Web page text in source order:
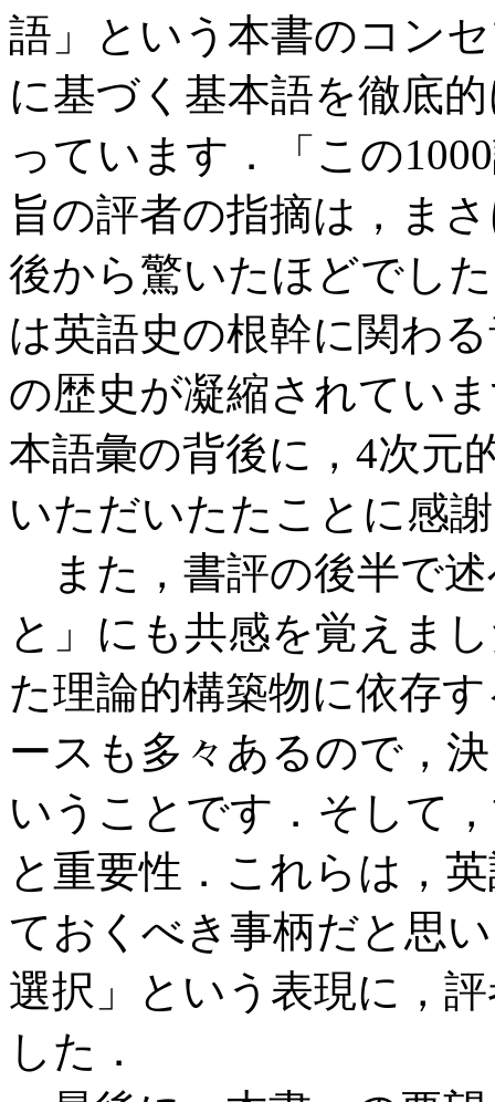
語」という本書のコン
に基づく基本語を徹底
っています．「この
旨の評者の指摘は，ま
後から驚いたほどでし
は英語史の根幹に関わ
の歴史が凝縮されてい
本語彙の背後に，4次元
いただいたたことに感
また，書評の後半で
と」にも共感を覚えま
た理論的構築物に依存
ースも多々あるので，
いうことです．そして
と重要性．これらは，
ておくべき事柄だと思
選択」という表現に，
した．